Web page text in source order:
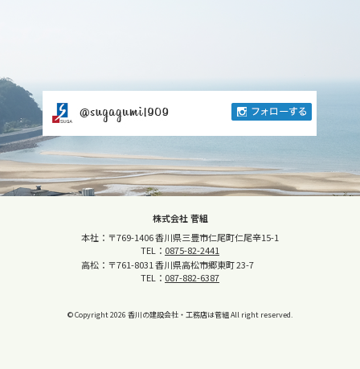
株式会社 菅組
本社：〒769-1406 香川県三豊市仁尾町仁尾辛15-1
TEL： 0875-82-2441
高松：〒761-8031 香川県高松市郷東町 23-7
TEL： 087-882-6387
© Copyright2026 香川の建設会社・工務店は菅組All right reserved.